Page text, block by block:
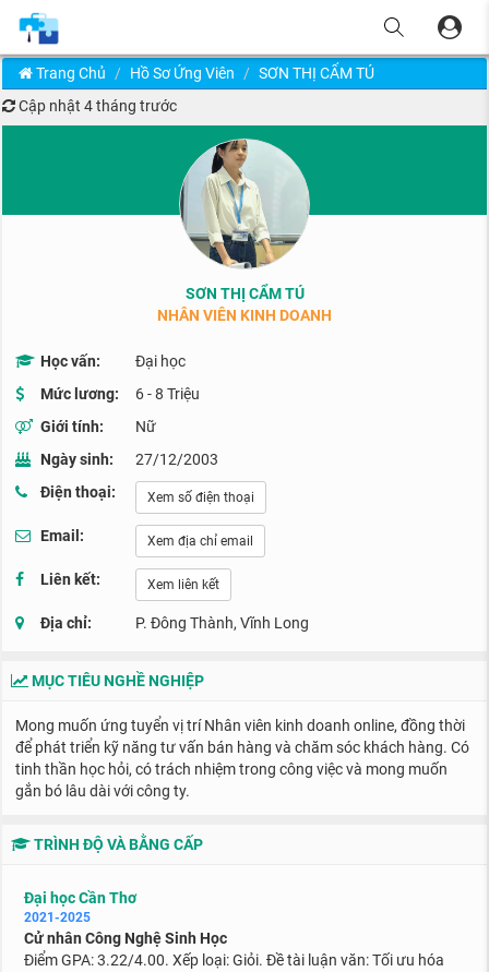
Trang Chủ Hồ Sơ Ứng Viên
SƠN THỊ CẨM TÚ
Cập nhật 4 tháng trước
SƠN THỊ CẨM TÚ
NHÂN VIÊN KINH DOANH
Học vấn:
Đại học
Mức lương:
6 - 8 Triệu
Giới tính:
Nữ
Ngày sinh:
27/12/2003
Điện thoại:
Xem số điện thoại
Email: Xem địa chỉ email
Liên kết: Xem liên kết
Địa chỉ: P. Đông Thành, Vĩnh Long
MỤC TIÊU NGHỀ NGHIỆP
Mong muốn ứng tuyển vị trí Nhân viên kinh doanh online, đồng thời
để phát triển kỹ năng tư vấn bán hàng và chăm sóc khách hàng. Có
tinh thần học hỏi, có trách nhiệm trong công việc và mong muốn
gắn bó lâu dài với công ty.
TRÌNH ĐỘ VÀ BẰNG CẤP
Đại học Cần Thơ
2021-2025
Cử nhân Công Nghệ Sinh Học
Điểm GPA: 3.22/4.00. Xếp loại: Giỏi. Đề tài luận văn: Tối ưu hóa